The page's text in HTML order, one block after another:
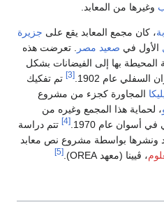
وغيرها من المعابد.
، كان مجمع المعابد يقع على جزيرة
الأول في صعيد مصر
. تعرضت هذه
المحيطة بها إلى الفيضانات بشكل
عام 1902.
[3]
تم تفكيك
المجاورة كجزء من مشروع
، لحماية هذا المجمع وغيره من
أسوان عام 1970.
[4]
تتم دراسة
ونشرها بواسطة مشروع نص معابد
، ڤيينا (معهد OREA). [5]